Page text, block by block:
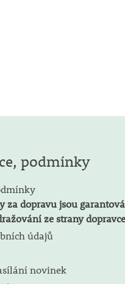
podmínky
za dopravu jsou
ze strany
údajů
novinek